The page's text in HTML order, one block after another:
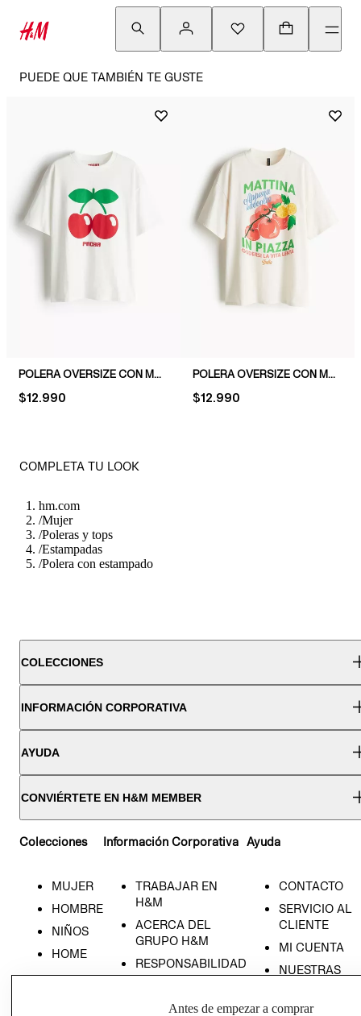
PUEDE QUE TAMBIÉN TE GUSTE
POLERA OVERSIZE CON MOTIVO ESTAMPADO
PRICE:
$12.990
POLERA OVERSIZE CON MOTIVO
PRICE:
$12.990
COMPLETA TU LOOK
hm.com
/Mujer
/Poleras y tops
/Estampadas
/Polera con estampado
COLECCIONES
INFORMACIÓN CORPORATIVA
AYUDA
CONVIÉRTETE EN H&M MEMBER
Colecciones
MUJER
HOMBRE
NIÑOS
HOME
Información Corporativa
TRABAJAR EN
H&M
ACERCA DEL
GRUPO H&M
RESPONSABILIDAD
SOCIAL
PRENSA
Ayuda
CONTACTO
SERVICIO AL
CLIENTE
MI CUENTA
NUESTRAS
Antes de empezar a comprar